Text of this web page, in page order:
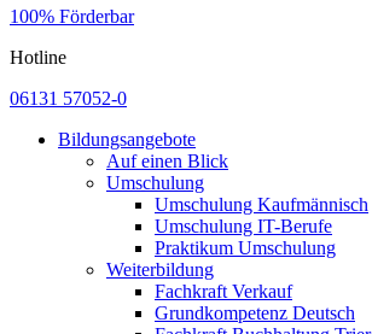
100% Förderbar
Hotline
06131 57052-0
Bildungsangebote
Auf einen Blick
Umschulung
Umschulung Kaufmännisch
Umschulung IT-Berufe
Praktikum Umschulung
Weiterbildung
Fachkraft Verkauf
Grundkompetenz Deutsch